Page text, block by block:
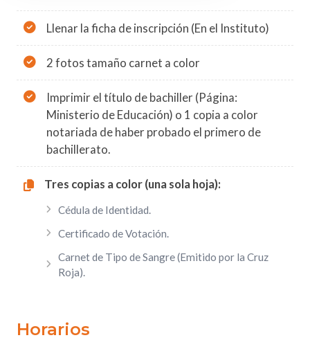
Llenar la ficha de inscripción (En el Instituto)
2 fotos tamaño carnet a color
Imprimir el título de bachiller (Página:
Ministerio de Educación) o 1 copia a color
notariada de haber probado el primero de
bachillerato.
Tres copias a color (una sola hoja):
Cédula de Identidad.
Certificado de Votación.
Carnet de Tipo de Sangre (Emitido por la Cruz
Roja).
Horarios